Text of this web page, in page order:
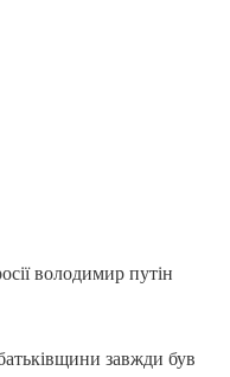
володимир путін
завжди був